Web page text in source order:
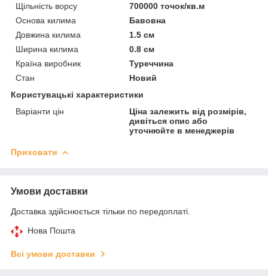
Щільність ворсу
700000 точок/кв.м
Основа килима
Бавовна
Довжина килима
1.5 см
Ширина килима
0.8 см
Країна виробник
Туреччина
Стан
Новий
Користувацькі характеристики
Варіанти цін
Ціна залежить від розмірів,
дивіться опис або
уточнюйте в менеджерів
Приховати
Умови доставки
Доставка здійснюється тільки по передоплаті.
Нова Пошта
Всі умови доставки